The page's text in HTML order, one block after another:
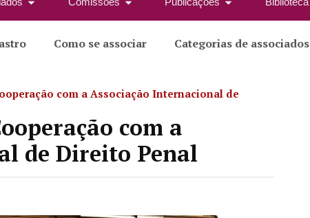
Como se associar Categorias de associados
com a Associação Internacional de
com a
de Direito Penal